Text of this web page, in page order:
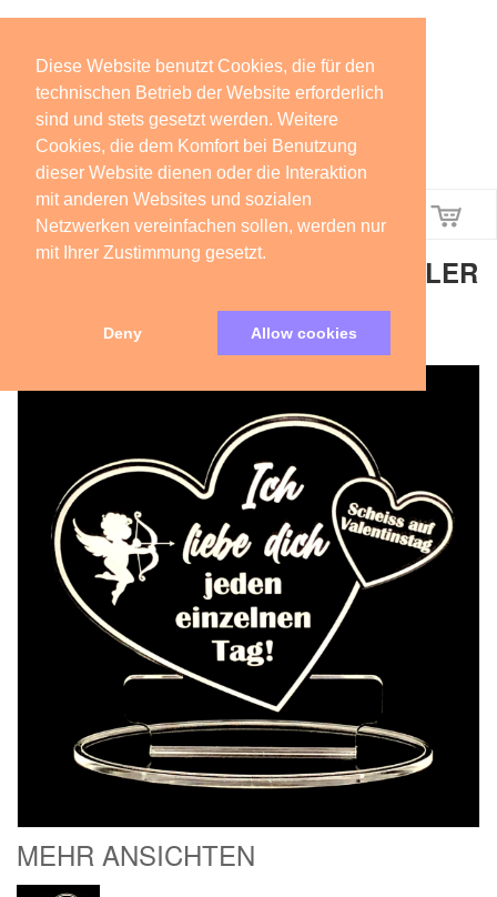
Diese Website benutzt Cookies, die für den
technischen Betrieb der Website erforderlich
sind und stets gesetzt werden. Weitere
Cookies, die dem Komfort bei Benutzung
dieser Website dienen oder die Interaktion
mit anderen Websites und sozialen
Netzwerken vereinfachen sollen, werden nur
mit Ihrer Zustimmung gesetzt.
Deny Allow cookies
Menü
ACRYLGLAS POKAL / AUFSTELLER
FÜR VERLIEBTE SCHEISS AUF
VALENTINSTAG ICH LIEBE ..
MEHR ANSICHTEN